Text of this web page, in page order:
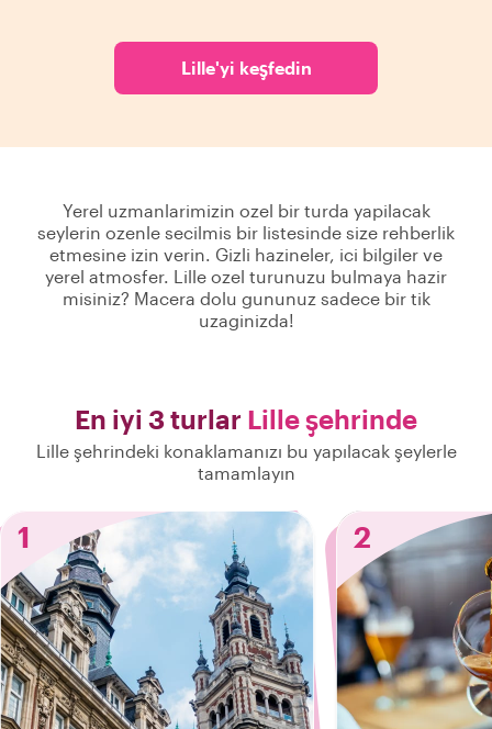
Lille'yi keşfedin
Yerel uzmanlarimizin ozel bir turda yapilacak
seylerin ozenle secilmis bir listesinde size rehberlik
etmesine izin verin. Gizli hazineler, ici bilgiler ve
yerel atmosfer. Lille ozel turunuzu bulmaya hazir
misiniz? Macera dolu gununuz sadece bir tik
uzaginizda!
En iyi 3 turlar Lille şehrinde
Lille şehrindeki konaklamanızı bu yapılacak şeylerle
tamamlayın
1 2